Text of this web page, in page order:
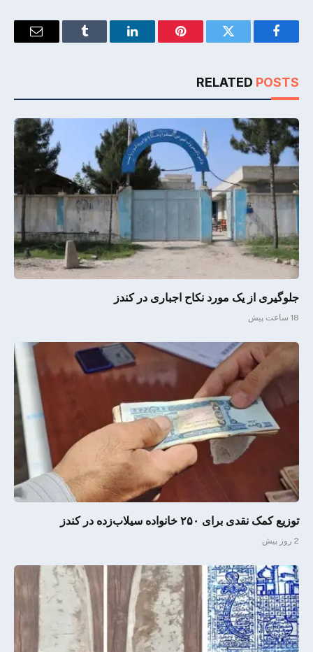
Facebook
Twitter
Pinterest
LinkedIn
Tumblr
Email
RELATED POSTS
جلوگیری از یک مورد نکاح اجباری در کندز
18 ساعت پیش
توزیع کمک نقدی برای ۲۵۰ خانواده سیلاب‌زده در کندز
2 روز پیش